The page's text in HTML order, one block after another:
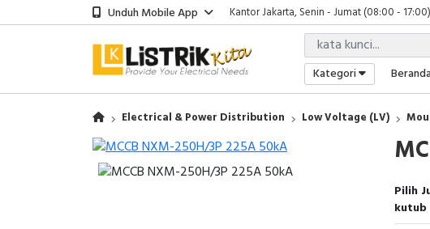
Unduh Mobile App Kantor Jakarta, Senin - Jumat (08:00 - 17:00)
Kategori Beranda
Electrical & Power Distribution Low Voltage (LV)
Pilih
kutub